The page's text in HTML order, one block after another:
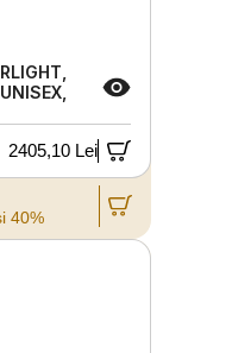
2405,10 Lei
40%